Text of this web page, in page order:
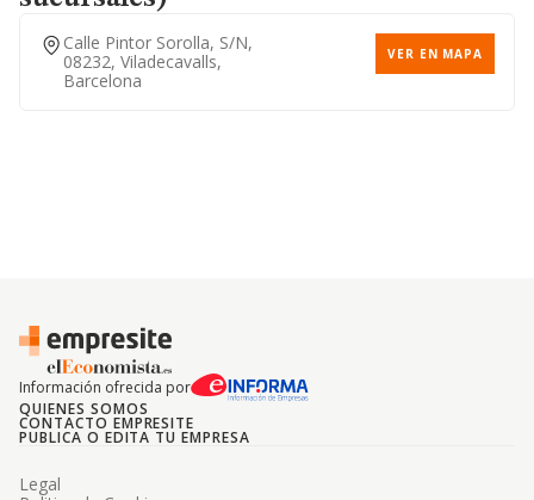
Calle Pintor Sorolla, S/n,
08232, Viladecavalls,
Barcelona
VER EN MAPA
Información ofrecida por
QUIENES SOMOS
CONTACTO EMPRESITE
PUBLICA O EDITA TU EMPRESA
Legal